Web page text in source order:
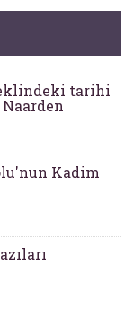
tarihi
Kadim